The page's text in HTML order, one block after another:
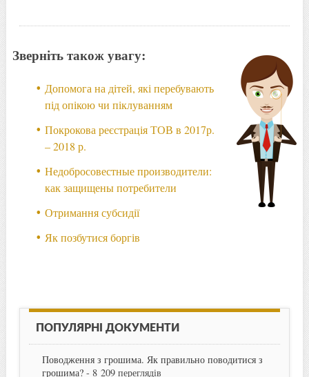
Зверніть також увагу:
Допомога на дітей, які перебувають
під опікою чи піклуванням
Покрокова реєстрація ТОВ в 2017р.
– 2018 р.
Недобросовестные производители:
как защищены потребители
Отримання субсидії
Як позбутися боргів
ПОПУЛЯРНІ ДОКУМЕНТИ
Поводження з грошима. Як правильно поводитися з
грошима?- 8 209 переглядів